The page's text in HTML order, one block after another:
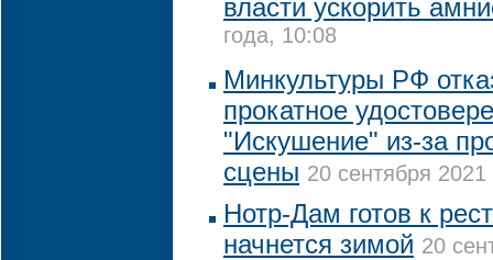
власти ускорить
года, 10:08
Минкультуры РФ
прокатное
"Искушение" из-за
сцены 20 сентября
Нотр-Дам готов к
начнется зимой 20